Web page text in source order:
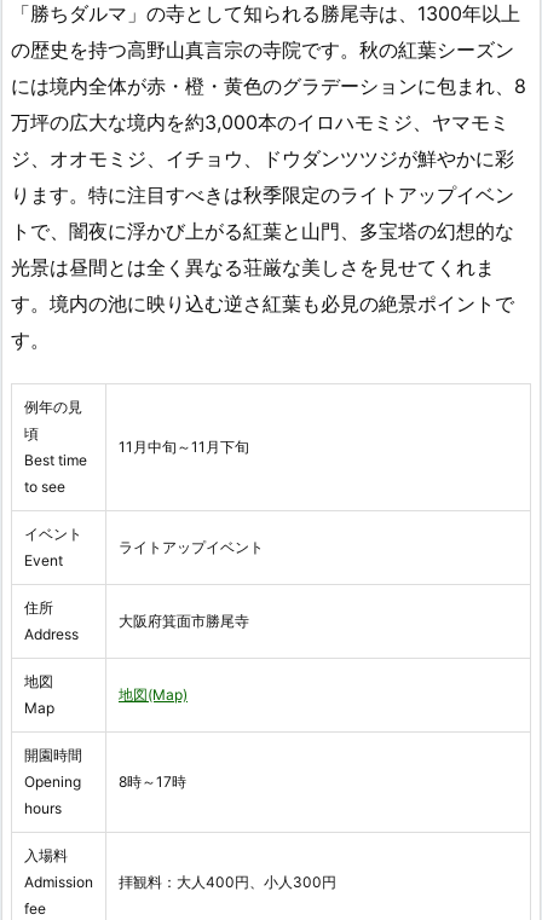
「勝ちダルマ」の寺として知られる勝尾寺は、1300年以上
の歴史を持つ高野山真言宗の寺院です。秋の紅葉シーズン
には境内全体が赤・橙・黄色のグラデーションに包まれ、8
万坪の広大な境内を約3,000本のイロハモミジ、ヤマモミ
ジ、オオモミジ、イチョウ、ドウダンツツジが鮮やかに彩
ります。特に注目すべきは秋季限定のライトアップイベン
トで、闇夜に浮かび上がる紅葉と山門、多宝塔の幻想的な
光景は昼間とは全く異なる荘厳な美しさを見せてくれま
す。境内の池に映り込む逆さ紅葉も必見の絶景ポイントで
す。
例年の見
頃
Best time
to see
11月中旬～11月下旬
イベント
Event
ライトアップイベント
住所
Address
大阪府箕面市勝尾寺
地図
Map
地図(Map)
開園時間
Opening
hours
8時～17時
入場料
Admission
fee
拝観料：大人400円、小人300円